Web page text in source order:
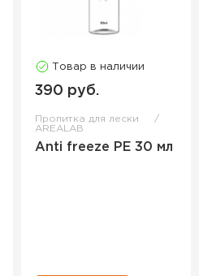
Товар в наличии
390 руб.
Пропитка для лески
AREALAB
Anti freeze PE 30 мл